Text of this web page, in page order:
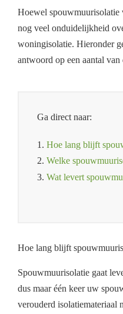
Hoewel spouwmuurisolatie
nog veel onduidelijkheid
woningisolatie. Hieronder
antwoord op een aantal van
Ga direct naar:
1. Hoe lang blijft
2. Welke
3. Wat levert
Hoe lang blijft
Spouwmuurisolatie gaat
dus maar één keer uw
verouderd isolatiemateriaal